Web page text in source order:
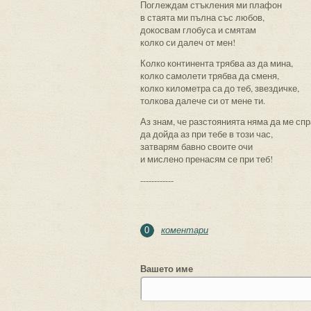
Поглеждам стъкления ми плафон
в стаята ми пълна със любов,
докосвам глобуса и смятам
колко си далеч от мен!
Колко континента трябва аз да мина,
колко самолети трябва да сменя,
колко километра са до теб, звездичке,
толкова далече си от мене ти.
Аз знам, че разстоянията няма да ме
да дойда аз при тебе в този час,
затварям бавно своите очи
и мислено пренасям се при теб!
------------
0 коментари
Вашето име